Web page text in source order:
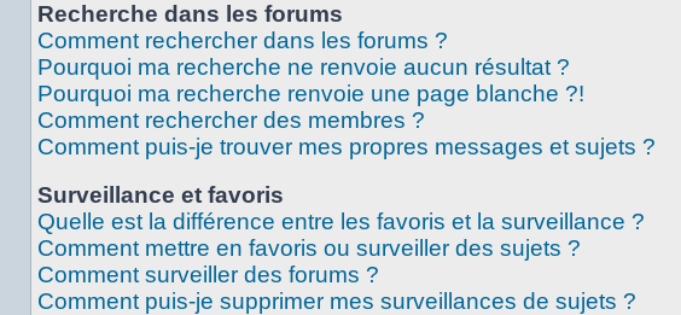
Recherche dans les forums
Comment rechercher dans les forums ?
Pourquoi ma recherche ne renvoie aucun résultat ?
Pourquoi ma recherche renvoie une page blanche ?!
Comment rechercher des membres ?
Comment puis-je trouver mes propres messages et sujets ?
Surveillance et favoris
Quelle est la différence entre les favoris et la surveillance ?
Comment mettre en favoris ou surveiller des sujets ?
Comment surveiller des forums ?
Comment puis-je supprimer mes surveillances de sujets ?